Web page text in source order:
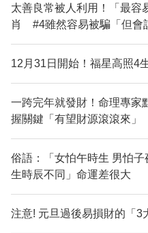
太善良常被人利用！「最容
肖 #4雖然容易被騙「但會
12月31日開始！福星高照4
一跨完年就發財！命理專
握關鍵「有望財源滾滾來」
俗語：「女怕午時生 男怕子夜臨
生時辰不同」命運差很大
注意! 元旦過後易損財的「3